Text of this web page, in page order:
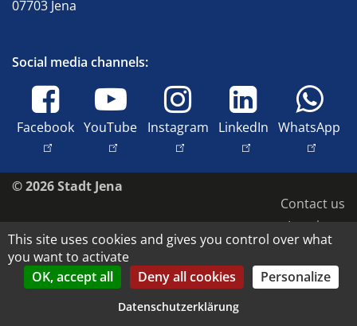
07703 Jena
Social media channels:
Facebook YouTube Instagram LinkedIn WhatsApp
© 2026 Stadt Jena
Contact us
Imprint
Accessibility
Data protection
Image rights and copyright
Datenschutz-Einstellungen anpassen
This site uses cookies and gives you control over what
you want to activate
OK, accept all
Deny all cookies Personalize
Datenschutzerklärung